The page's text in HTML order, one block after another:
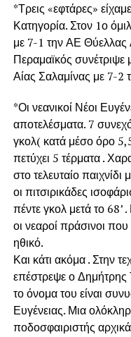
*Τρεις «εφτάρες»
Κατηγορία. Στον 1ο
με 7-1 την ΑΕ Θύελλας
Περαμαϊκός
Αίας Σαλαμίνας με 7-2
*Οι νεανικοί Νέοι
αποτελέσματα. 7
γκολ( κατά μέσο όρο
πετύχει 5 τέρματα .
στο τελευταίο
οι πιτσιρικάδες
πέντε γκολ μετά το
οι νεαροί πράσινοι που
ηθικό.
Και κάτι ακόμα . Στην
επέστρεψε ο
το όνομα του είναι
Ευγένειας. Μια
ποδοσφαιριστής